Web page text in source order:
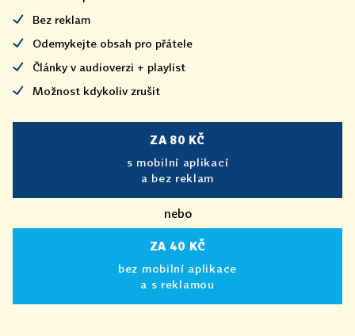
Bez reklam
Odemykejte obsah pro přátele
Články v audioverzi + playlist
Možnost kdykoliv zrušit
ZA 80 KČ
s mobilní aplikací
a bez reklam
nebo
ZA 40 KČ
bez mobilní aplikace
a s reklamou